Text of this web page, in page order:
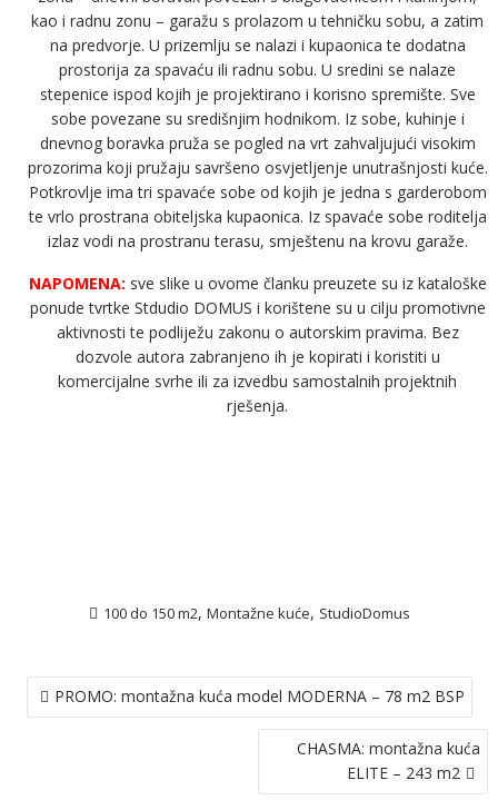
kao i radnu zonu – garažu s prolazom u tehničku sobu, a zatim
na predvorje. U prizemlju se nalazi i kupaonica te dodatna
prostorija za spavaću ili radnu sobu. U sredini se nalaze
stepenice ispod kojih je projektirano i korisno spremište. Sve
sobe povezane su središnjim hodnikom. Iz sobe, kuhinje i
dnevnog boravka pruža se pogled na vrt zahvaljujući visokim
prozorima koji pružaju savršeno osvjetljenje unutrašnjosti kuće.
Potkrovlje ima tri spavaće sobe od kojih je jedna s garderobom
te vrlo prostrana obiteljska kupaonica. Iz spavaće sobe roditelja
izlaz vodi na prostranu terasu, smještenu na krovu garaže.
NAPOMENA: sve slike u ovome članku preuzete su iz kataloške
ponude tvrtke Stdudio DOMUS i korištene su u cilju promotivne
aktivnosti te podliježu zakonu o autorskim pravima. Bez
dozvole autora zabranjeno ih je kopirati i koristiti u
komercijalne svrhe ili za izvedbu samostalnih projektnih
rješenja.
100 do 150 m2, Montažne kuće, StudioDomus
NAVIGACIJA
OBJAVA
PROMO: montažna kuća model MODERNA – 78 m2 BSP
CHASMA: montažna kuća
ELITE – 243 m2